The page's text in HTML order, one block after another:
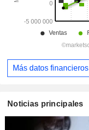
Más datos financieros
Noticias principales